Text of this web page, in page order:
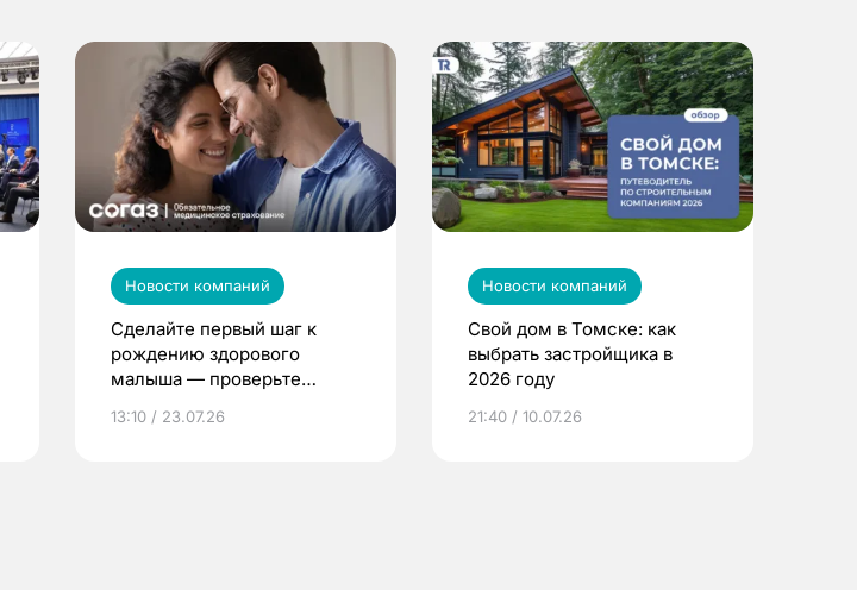
Новости компаний
Сделайте первый шаг к
рождению здорового
малыша — проверьте
по ОМС!
13:10 / 23.07.26
Новости компаний
Свой дом в Томске: как
выбрать застройщика в
2026 году
21:40 / 10.07.26